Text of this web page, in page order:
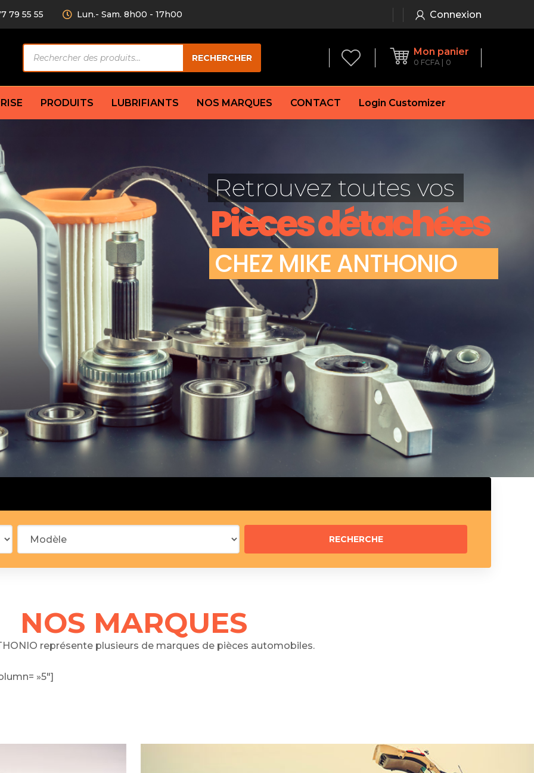
79 55 55 Lun.- Sam. 8h00 - 17h00 Connexion
de
produits
RECHERCHER
Mon panier
0 FCFA 0
AV/AR
amortisseur
Compresseur
Condenseur
Électrovanne
Évaporateur
Mano
Thermostat d’eau
Sonde de température
Garniture
Flexible de frein
Huile de frein
Mâchoires de frein
Jeu de plaquettes de frein
Démarreur
Feu arrière
principal
fusée
distribution
Débitmètre d’aire
Filtre à aire
Filtre à essence
Filtre à huile
Filtre à gasoil
Silencieux arrière
Silencieux central
Butée élastique de silencieux
Raccord de tuyau d’échappement
PRODUITS LUBRIFIANTS NOS MARQUES CONTACT Login Customizer
Pièces détachées
CHEZ MIKEANTHONIO
Retrouvez toutes vos
NOS MARQUES
représente plusieurs de marques de pièces automobiles.
»5″]